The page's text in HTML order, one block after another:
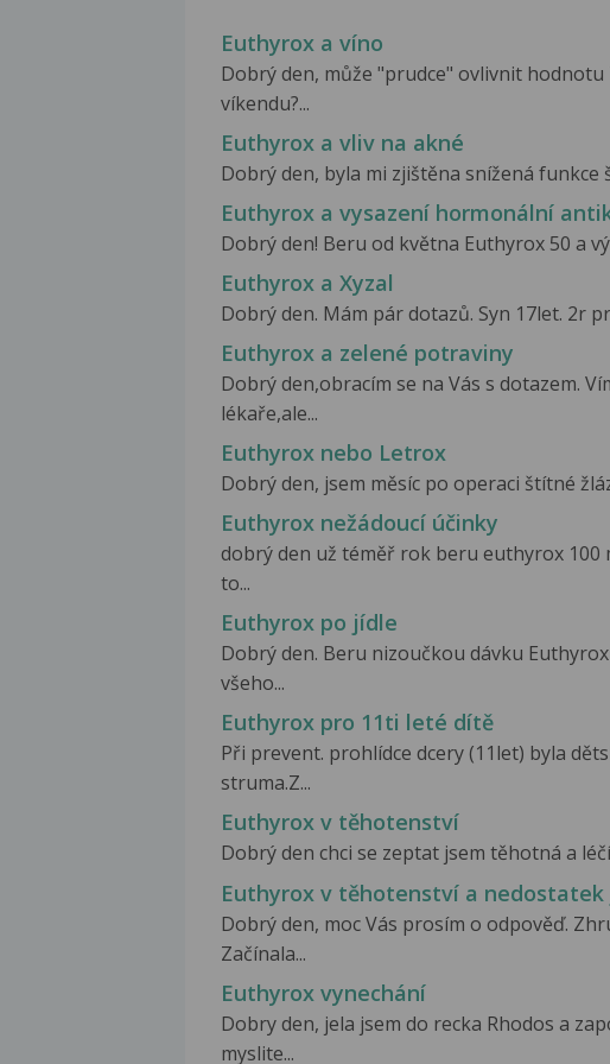
Euthyrox a víno
Dobrý den, může "prudce" ovlivnit hodnotu
víkendu?...
Euthyrox a vliv na akné
Dobrý den, byla mi zjištěna snížená funkce
Euthyrox a vysazení hormonální
Dobrý den! Beru od května Euthyrox 50 a
Euthyrox a Xyzal
Dobrý den. Mám pár dotazů. Syn 17let. 2r
Euthyrox a zelené potraviny
Dobrý den,obracím se na Vás s dotazem.
lékaře,ale...
Euthyrox nebo Letrox
Dobrý den, jsem měsíc po operaci štítné
Euthyrox nežádoucí účinky
dobrý den už téměř rok beru euthyrox
to...
Euthyrox po jídle
Dobrý den. Beru nizoučkou dávku
všeho...
Euthyrox pro 11ti leté dítě
Při prevent. prohlídce dcery (11let) byla
struma.Z...
Euthyrox v těhotenství
Dobrý den chci se zeptat jsem těhotná a
Euthyrox v těhotenství a nedostatek
Dobrý den, moc Vás prosím o odpověď.
Začínala...
Euthyrox vynechání
Dobry den, jela jsem do recka Rhodos a
myslite...